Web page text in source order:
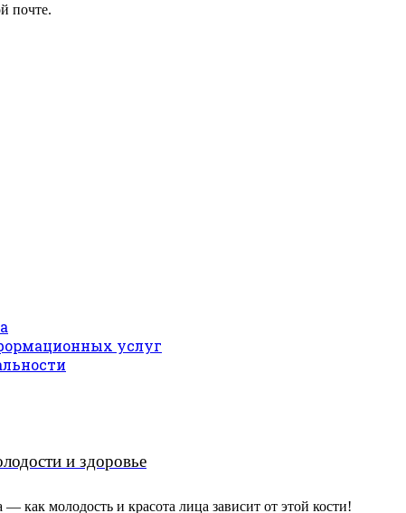
почте.
услуг
и здоровье
как молодость и красота лица зависит от этой кости!